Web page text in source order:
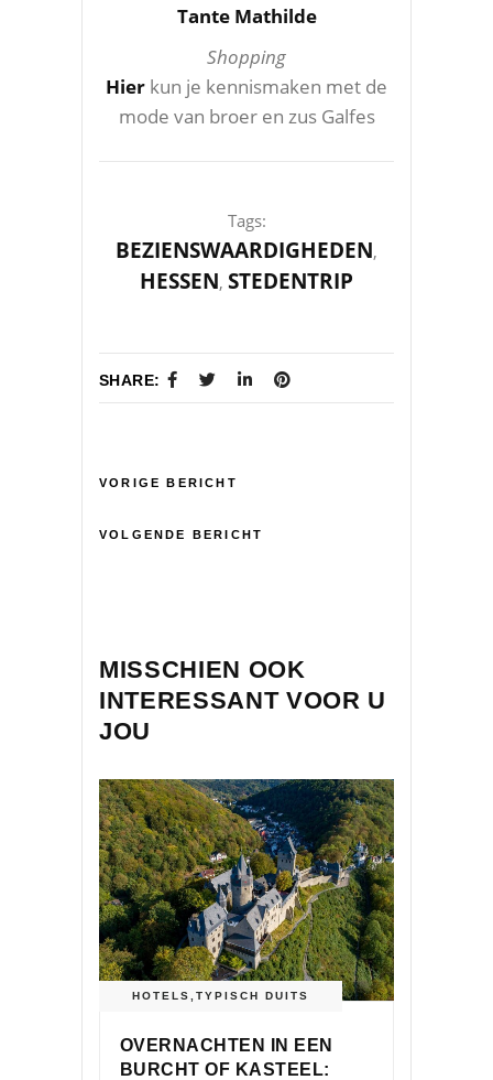
Tante Mathilde
Shopping
Hier kun je kennismaken met de
mode van broer en zus Galfes
Tags:
BEZIENSWAARDIGHEDEN,
HESSEN, STEDENTRIP
SHARE:
VORIGE BERICHT
VOLGENDE BERICHT
MISSCHIEN OOK
INTERESSANT VOOR U
JOU
HOTELS TYPISCH DUITS
OVERNACHTEN IN EEN
BURCHT OF KASTEEL: